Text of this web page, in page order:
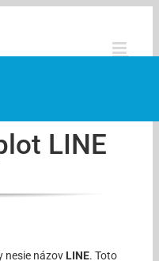
LINE
nesie názov LINE. Toto